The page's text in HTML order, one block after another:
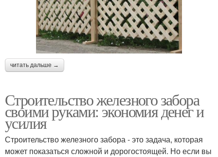
читать дальше →
Строительство железного забора
своими руками: экономия денег и
усилия
Строительство железного забора - это задача, которая
может показаться сложной и дорогостоящей. Но если вы